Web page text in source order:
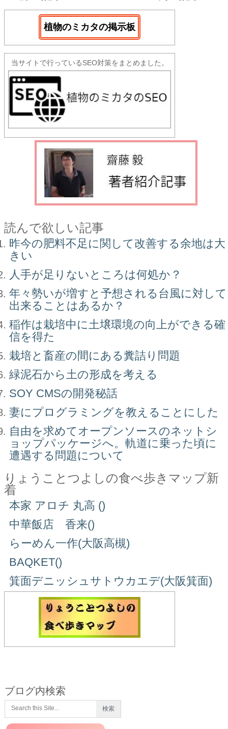
植物のミカタの掲示板
当サイトで行っているSEO対策をまとめました。
読んで欲しい記事
昨今の肥料不足に関して改善する余地は大
きい
人手が足りないところは何処か？
年々勢いが増すと予想される台風に対して
出来ることはあるか？
稲作は栽培中に土壌環境の向上ができる確
信を得た
栽培と畜産の間にある糞詰り問題
緑泥石から土の形成を考える
SOY CMSの開発秘話
妻にプログラミングを教えることにした
自由を求めてオープンソースのネットシ
ョップパッケージへ。軌道に乗った頃に
遭遇する問題について
りょうことつよしの食べ歩きマップ新
着
本家 アロチ 丸高 ()
中華飯店 香来()
らーめん一作(大阪高槻)
BAQKET()
箕面デニッシュサトウカエデ(大阪箕面)
ブログ内検索